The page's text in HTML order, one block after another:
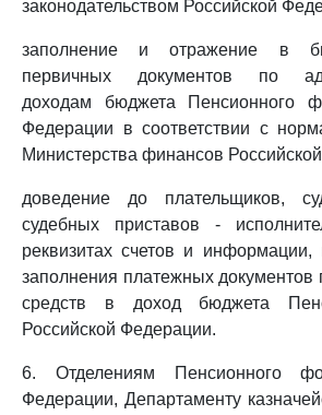
законодательством Российской
заполнение и отражение в
первичных документов по
доходам бюджета Пенсионного
Федерации в соответствии с
Министерства финансов
доведение до плательщиков,
судебных приставов -
реквизитах счетов и информации,
заполнения платежных документов
средств в доход бюджета
Российской Федерации.
6. Отделениям Пенсионного
Федерации, Департаменту